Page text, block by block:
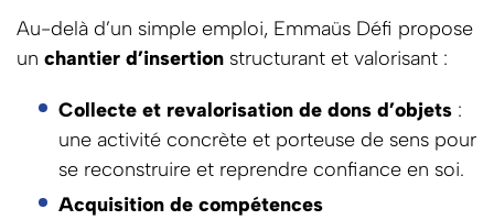
Au-delà d’un simple emploi, Emmaüs Défi propose
un chantier d’insertion structurant et valorisant :
Collecte et revalorisation de dons d’objets :
une activité concrète et porteuse de sens pour
se reconstruire et reprendre confiance en soi.
Acquisition de compétences